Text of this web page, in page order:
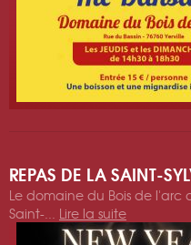
REPAS DE LA SAINT-
Le domaine du Bois de l'arc
Saint-... Lire la suite